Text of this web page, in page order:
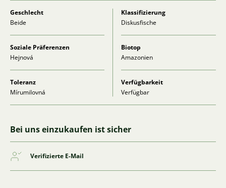
Geschlecht
Beide
Klassifizierung
Diskusfische
Soziale Präferenzen
Hejnová
Biotop
Amazonien
Toleranz
Mírumilovná
Verfügbarkeit
Verfügbar
Bei uns einzukaufen ist sicher
Verifizierte E-Mail